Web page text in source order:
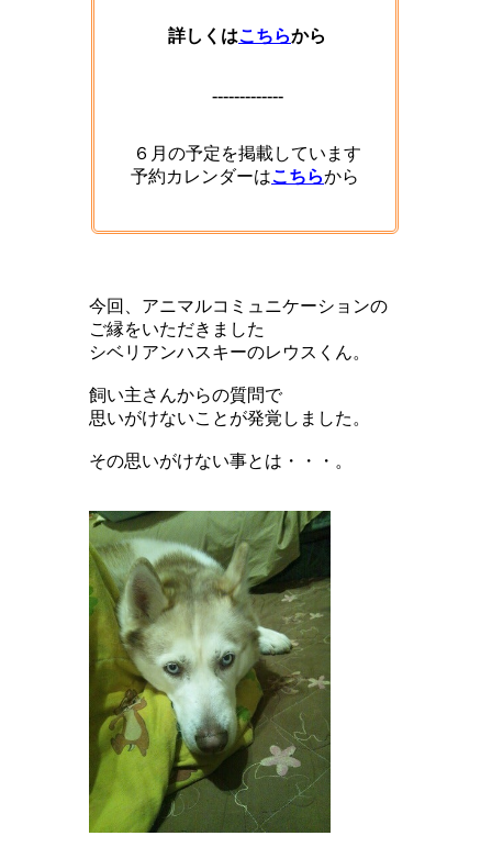
詳しくはこちらから
-------------
６月の予定を掲載しています
予約カレンダーはこちらから
今回、アニマルコミュニケーションの
ご縁をいただきました
シベリアンハスキーのレウスくん。
飼い主さんからの質問で
思いがけないことが発覚しました。
その思いがけない事とは・・・。